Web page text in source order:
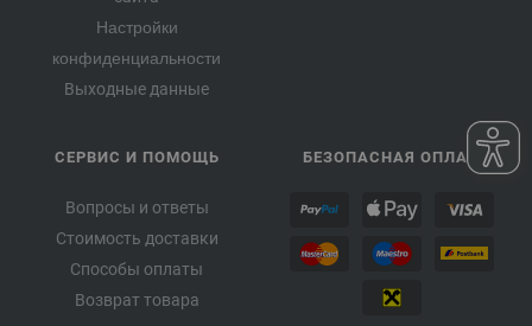
Настройки
конфиденциальности
Выходные данные
СЕРВИС И ПОМОЩЬ
Вопросы и ответы
Стоимость доставки
Способы оплаты
Возврат товара
БЕЗОПАСНАЯ ОПЛАТА